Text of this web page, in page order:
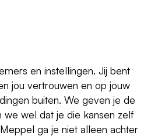
en instellingen. Jij bent
jou vertrouwen en op jouw
buiten. We geven je de
we wel dat je die kansen zelf
ga je niet alleen achter